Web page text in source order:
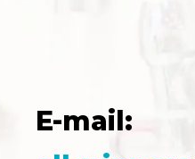
E-mail: